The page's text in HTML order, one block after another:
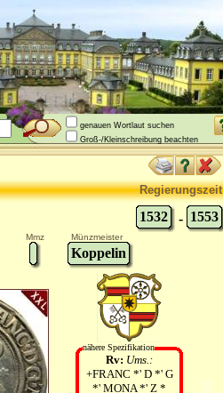
genauen Wortlaut suchen
Groß-/Kleinschreibung beachten
Regierungszeit
1532 - 1553
Mmz Münzmeister
Koppelin
nähere Spezifikation
Rv: Ums.:
+FRANC *' D *' G
*' MONA *' Z *